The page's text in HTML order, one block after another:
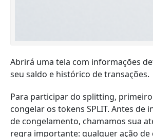
Abrirá uma tela com informações
seu saldo e histórico de transações.
Para participar do splitting,
congelar os tokens SPLIT. Antes de
de congelamento, chamamos sua
regra importante: qualquer ação de